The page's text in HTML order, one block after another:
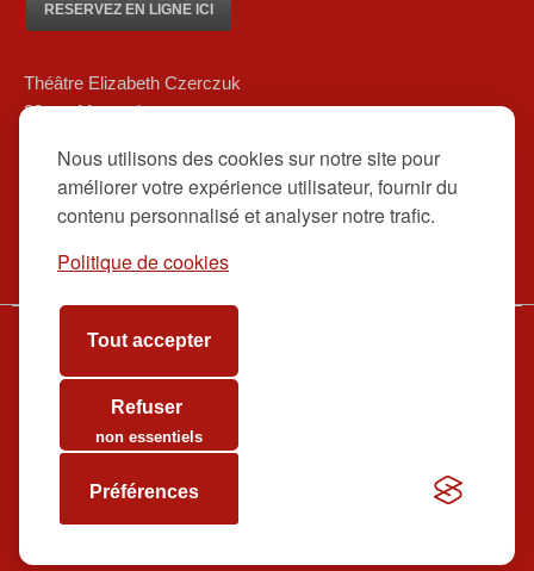
Nous utilisons des cookies sur notre site pour
améliorer votre expérience utilisateur, fournir du
contenu personnalisé et analyser notre trafic.
Politique de cookies
Tout accepter
Refuser
non essentiels
Préférences
RESERVEZ EN LIGNE ICI
Théâtre Elizabeth Czerczuk
20 rue Marsoulan
01 84 83 08 80/ 06 12 16 48 39
contact@theatreelizabethczerczuk.fr